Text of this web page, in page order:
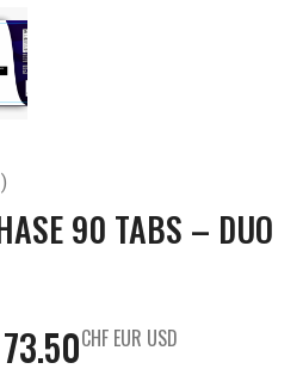
90 TABS – DUO
73.50CHF EUR USD